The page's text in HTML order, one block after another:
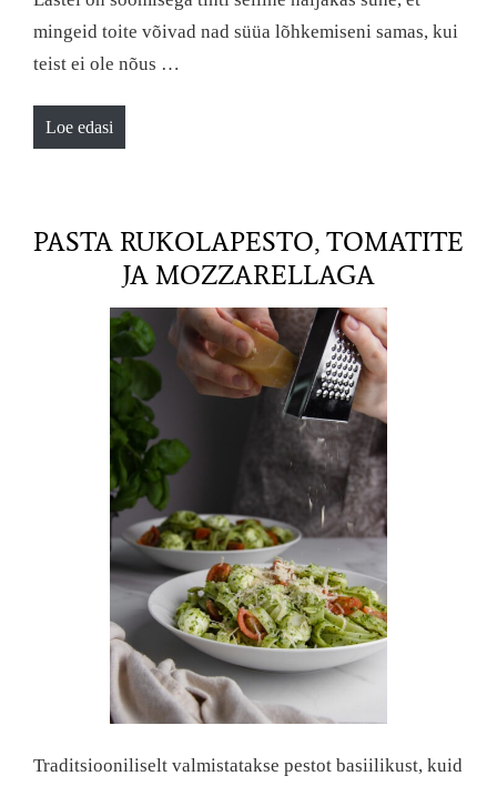
mingeid toite võivad nad süüa lõhkemiseni samas, kui
teist ei ole nõus …
Loe edasi
PASTA RUKOLAPESTO, TOMATITE
JA MOZZARELLAGA
Traditsiooniliselt valmistatakse pestot basiilikust, kuid